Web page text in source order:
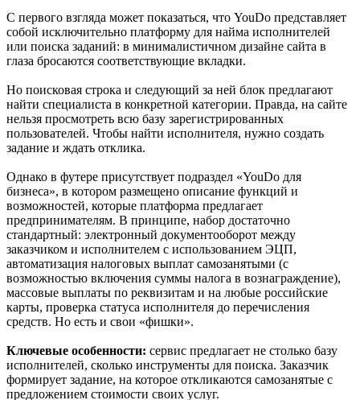
С первого взгляда может показаться, что YouDo представляет
собой исключительно платформу для найма исполнителей
или поиска заданий: в минималистичном дизайне сайта в
глаза бросаются соответствующие вкладки.
Но поисковая строка и следующий за ней блок предлагают
найти специалиста в конкретной категории. Правда, на сайте
нельзя просмотреть всю базу зарегистрированных
пользователей. Чтобы найти исполнителя, нужно создать
задание и ждать отклика.
Однако в футере присутствует подраздел «YouDo для
бизнеса», в котором размещено описание функций и
возможностей, которые платформа предлагает
предпринимателям. В принципе, набор достаточно
стандартный: электронный документооборот между
заказчиком и исполнителем с использованием ЭЦП,
автоматизация налоговых выплат самозанятыми (с
возможностью включения суммы налога в вознаграждение),
массовые выплаты по реквизитам и на любые российские
карты, проверка статуса исполнителя до перечисления
средств. Но есть и свои «фишки».
Ключевые особенности: сервис предлагает не столько базу
исполнителей, сколько инструменты для поиска. Заказчик
формирует задание, на которое откликаются самозанятые с
предложением стоимости своих услуг.